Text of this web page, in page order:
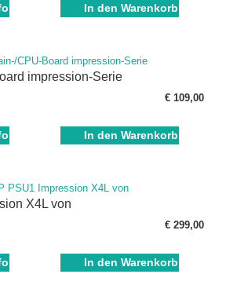
In den Warenkorb
impression-Serie
€ 109,00
In den Warenkorb
X4L von
€ 299,00
In den Warenkorb